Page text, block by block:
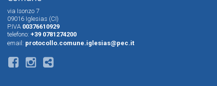
via Isonzo 7
09016 Iglesias (CI)
P.IVA 00376610929
telefono: +39 0781274200
email: protocollo.comune.iglesias@pec.it